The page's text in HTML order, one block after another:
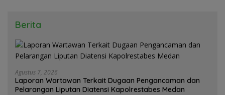
Berita
Agustus 7, 2026
Laporan Wartawan Terkait Dugaan Pengancaman dan
Pelarangan Liputan Diatensi Kapolrestabes Medan